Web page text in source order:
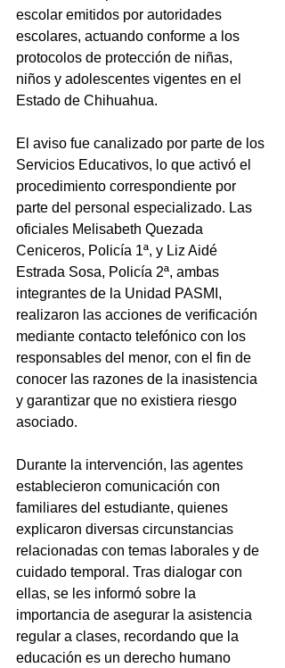
escolar emitidos por autoridades
escolares, actuando conforme a los
protocolos de protección de niñas,
niños y adolescentes vigentes en el
Estado de Chihuahua.
El aviso fue canalizado por parte de los
Servicios Educativos, lo que activó el
procedimiento correspondiente por
parte del personal especializado. Las
oficiales Melisabeth Quezada
Ceniceros, Policía 1ª, y Liz Aidé
Estrada Sosa, Policía 2ª, ambas
integrantes de la Unidad PASMI,
realizaron las acciones de verificación
mediante contacto telefónico con los
responsables del menor, con el fin de
conocer las razones de la inasistencia
y garantizar que no existiera riesgo
asociado.
Durante la intervención, las agentes
establecieron comunicación con
familiares del estudiante, quienes
explicaron diversas circunstancias
relacionadas con temas laborales y de
cuidado temporal. Tras dialogar con
ellas, se les informó sobre la
importancia de asegurar la asistencia
regular a clases, recordando que la
educación es un derecho humano